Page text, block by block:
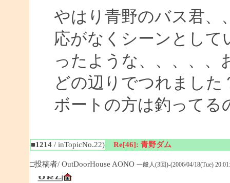
やはり青野のバス君、
応がなくシーンとして
ったような、、、、
どの辺りでつれまし
ボートの方は釣ってる
■1214/ inTopicNo.22) Re[46]: 青野ダム
□投稿者/ OutDoorHouse AONO 一般人(3回)-(2006/04/18(Tue)